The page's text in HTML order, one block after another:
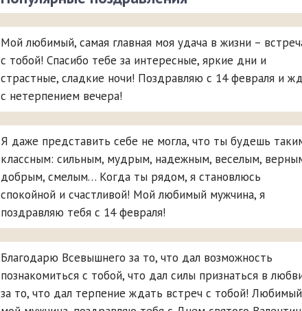
Мой любимый, самая главная моя удача в жизни –
с тобой! Спасибо тебе за интересные, яркие дни и
страстные, сладкие ночи! Поздравляю с 14 февраля и
с нетерпением вечера!
Я даже представить себе не могла, что ты будешь
классным: сильным, мудрым, надежным, веселым,
добрым, смелым… Когда ты рядом, я становлюсь
спокойной и счастливой! Мой любимый мужчина, я
поздравляю тебя с 14 февраля!
Благодарю Всевышнего за то, что дал возможность
познакомиться с тобой, что дал силы признаться в
за то, что дал терпение ждать встреч с тобой! Любимый